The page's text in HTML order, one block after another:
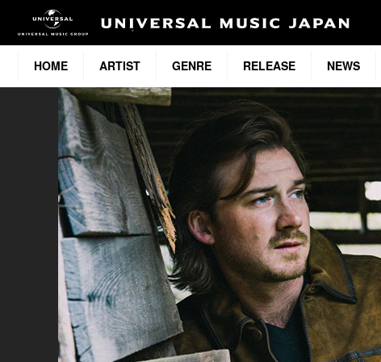
HOME ARTIST GENRE RELEASE NEWS